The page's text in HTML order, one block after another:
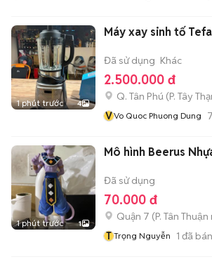
1 phút trước 4
Máy xay sinh tố
Đã sử dụng Khác
2.500.000 đ
Q. Tân Phú (P. Tây
VVo Quoc Phuong Dung 7
1 phút trước 1
Mô hình Beerus
Đã sử dụng
70.000 đ
Quận 7 (P. Tân Thuận
T Trọng Nguyễn 1 đã bán